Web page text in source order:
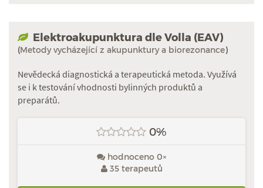
Elektroakupunktura dle Volla (EAV)
(Metody vycházející z akupunktury a biorezonance)
Nevědecká diagnostická a terapeutická metoda. Využívá
se i k testování vhodnosti bylinných produktů a
preparátů.
0%
hodnoceno 0×
35 terapeutů